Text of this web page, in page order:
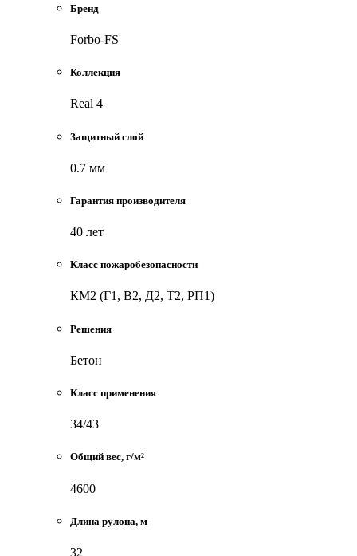
Бренд
Forbo-FS
Коллекция
Real 4
Защитный слой
0.7 мм
Гарантия производителя
40 лет
Класс пожаробезопасности
КМ2 (Г1, В2, Д2, Т2, РП1)
Решения
Бетон
Класс применения
34/43
Общий вес, г/м²
4600
Длина рулона, м
32